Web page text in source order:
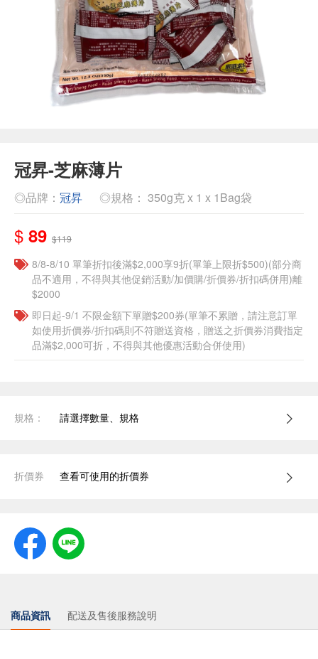
冠昇-芝麻薄片
◎品牌： 冠昇 ◎規格： 350g克 x 1 x 1Bag袋
$ 89 $119
8/8-8/10 單筆折扣後滿$2,000享9折(單筆上限折$500)(部分商
品不適用，不得與其他促銷活動/加價購/折價券/折扣碼併用)離
$2000
即日起-9/1 不限金額下單贈$200券(單筆不累贈，請注意訂單
如使用折價券/折扣碼則不符贈送資格，贈送之折價券消費指定
品滿$2,000可折，不得與其他優惠活動合併使用)
規格： 請選擇數量、規格
折價券 查看可使用的折價券
商品資訊 配送及售後服務說明